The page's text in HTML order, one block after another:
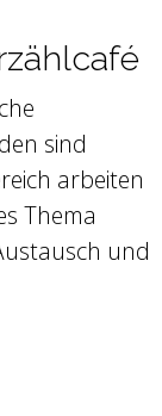
sind
arbeiten
Thema
und